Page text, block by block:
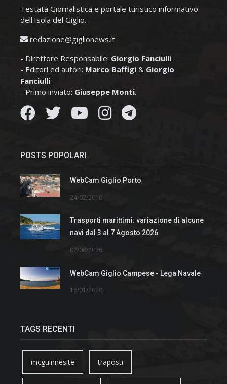
Testata Giornalistica e portale turistico informativo
dell'Isola del Giglio.
redazione@giglionews.it
- Direttore Responsabile: Giorgio Fanciulli.
- Editori ed autori: Marco Baffigi & Giorgio
Fanciulli.
- Primo inviato: Giuseppe Monti.
POSTS POPOLARI
WebCam Giglio Porto
24/02/2010
Trasporti marittimi: variazione di alcune
navi dal 3 al 7 Agosto 2026
02/08/2026
WebCam Giglio Campese - Lega Navale
16/01/2020
TAGS RECENTI
mcguinnesite traposti